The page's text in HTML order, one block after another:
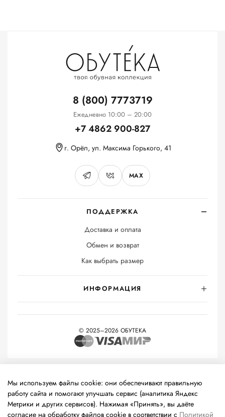
ПОДДЕРЖКА
Доставка и оплата
Обмен и возврат
Как выбрать размер
ИНФОРМАЦИЯ
8 (800) 7773719
Ежедневно 10:00 – 20:00
+7 4862 900-827
г. Орёл, ул. Максима Горького, 41
MAX
© 2025–2026 ОБУТЕКА
технологии
(информационные технологии предоставления
информации на основе сбора, систематизации и анализа
сведений, относящихся к предпочтениям пользователей сети
«Интернет», находящихся на территории Российской
Мы используем файлы cookie: они обеспечивают правильную
работу сайта и помогают улучшать сервис (аналитика Яндекс
Метрики и других сервисов). Нажимая «Принять», вы даёте
согласие на обработку файлов cookie в соответствии с Политикой